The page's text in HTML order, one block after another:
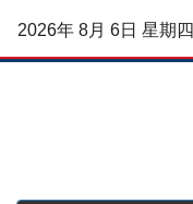
2026年 8月 6日 星期四